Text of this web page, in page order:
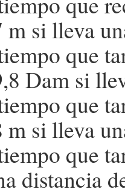
m si lleva
que
Dam si
que
m si lleva
que
distancia